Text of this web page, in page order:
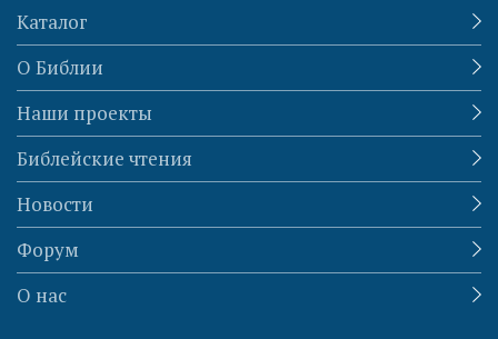
Каталог
О Библии
Наши проекты
Библейские чтения
Новости
Форум
О нас